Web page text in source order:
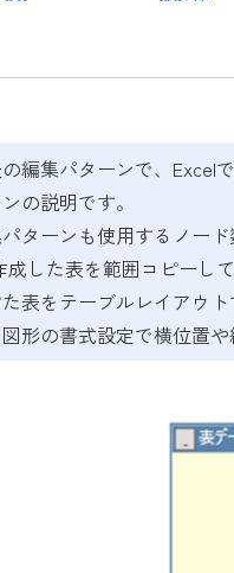
編集パターンで、Excel
の説明です。
ターンも使用するノード
成した表を範囲コピーし
表をテーブルレイアウト
形の書式設定で横位置や